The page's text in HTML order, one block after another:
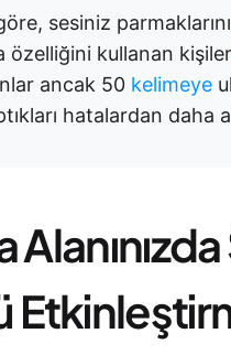
sesiniz
özelliğini kullanan kişiler
ancak 50 kelimeye
hatalardan daha